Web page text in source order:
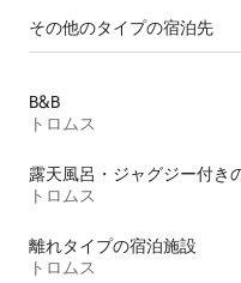
その他のタ⁠イ⁠プ⁠の宿⁠泊⁠先
B&B
トロムス
トロムス
離れタイプの宿泊施設
トロムス